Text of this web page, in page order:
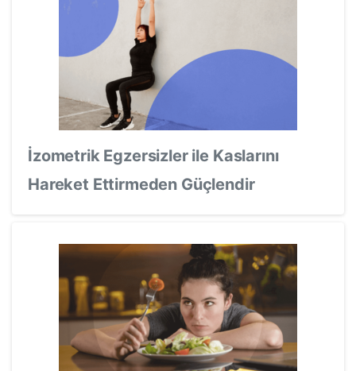
İzometrik Egzersizler ile Kaslarını
Hareket Ettirmeden Güçlendir